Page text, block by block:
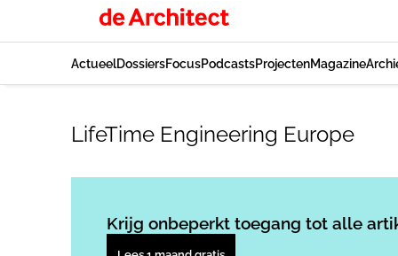
ActueelDossiersFocusPodcastsProjectenMagazine
LifeTime Engineering Europe
Krijg onbeperkt toegang tot alle